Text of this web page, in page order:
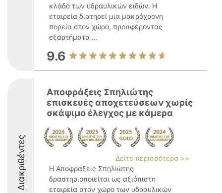
κλάδο των υδραυλικών ειδών. Η
εταιρεία διατηρεί μια μακρόχρονη
πορεία στον χώρο, προσφέροντας
εξαρτήματα ...
9.6
Διακριθέντες
Αποφράξεις Σπηλιώτης
επισκευές αποχετεύσεων χωρίς
σκάψιμο έλεγχος με κάμερα
Δείτε περισσότερα >>
Η Αποφράξεις Σπηλιώτης
δραστηριοποιείται ως αξιόπιστη
εταιρεία στον χώρο των υδραυλικών